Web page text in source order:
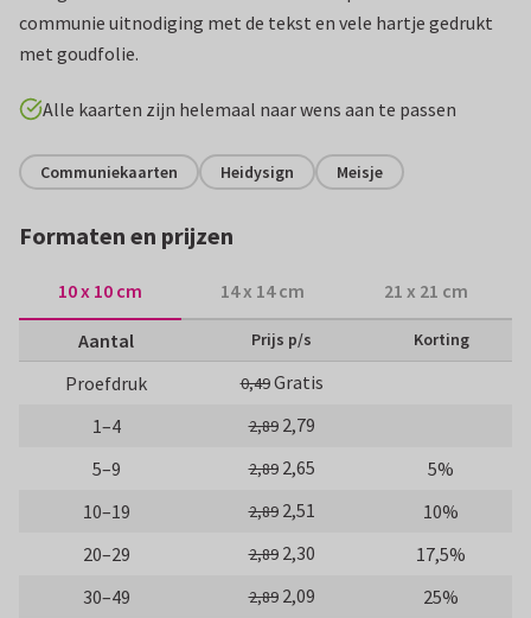
communie uitnodiging met de tekst en vele hartje gedrukt
met goudfolie.
Alle kaarten zijn helemaal naar wens aan te passen
Communiekaarten Heidysign Meisje
Formaten en prijzen
10 x 10 cm 14 x 14 cm 21 x 21 cm
Aantal Prijs p/s Korting
Proefdruk 0,49Gratis
1–4
2,89 2,79
5–9
2,89 2,65
5%
10–19
2,89 2,51
10%
20–29
2,89 2,30
17,5%
30–49
2,89 2,09
25%